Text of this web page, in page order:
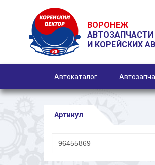
ВОРОНЕЖ
И КОРЕЙСКИХ
Автокаталог
Артикул